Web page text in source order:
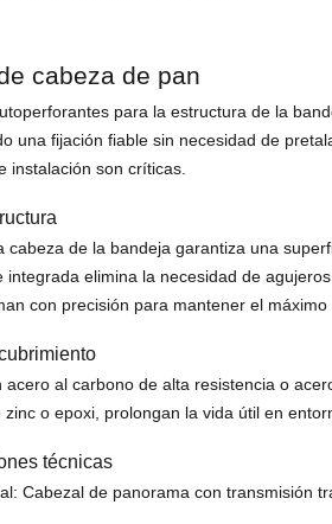
cabeza de pan
para la estructura de la
una fijación fiable sin necesidad de
instalación son críticas.
cabeza de la bandeja garantiza una
integrada elimina la necesidad de
con precisión para mantener el
acero al carbono de alta resistencia o
zinc o epoxi, prolongan la vida útil en
técnicas
Cabezal de panorama con transmisión